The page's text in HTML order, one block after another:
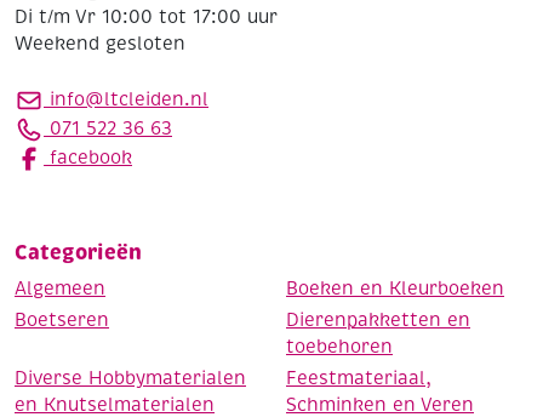
Di t/m Vr 10:00 tot 17:00 uur
Weekend gesloten
info@ltcleiden.nl
071 522 36 63
facebook
Categorieën
Algemeen
Boeken en Kleurboeken
Boetseren
Dierenpakketten en
toebehoren
Diverse Hobbymaterialen
en Knutselmaterialen
Feestmateriaal,
Schminken en Veren